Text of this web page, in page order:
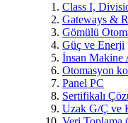
Class I,
Gateways &
Gömülü
Güç ve Enerji
İnsan
Otomasyon
Panel PC
Sertifikalı
Uzak G/Ç ve